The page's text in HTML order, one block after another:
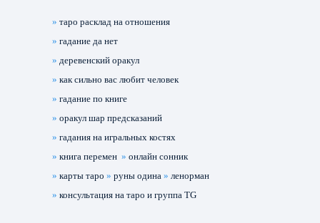
»таро расклад на отношения
»гадание да нет
»деревенский оракул
»как сильно вас любит человек
»гадание по книге
»оракул шар предсказаний
»гадания на игральных костях
»книга перемен »онлайн сонник
»карты таро »руны одина »ленорман
»консультация на таро и группа TG